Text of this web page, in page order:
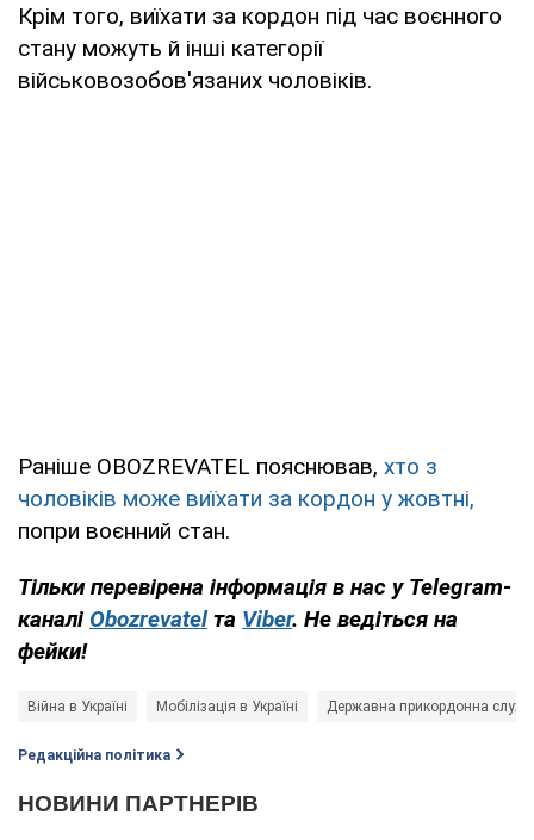
Крім того, виїхати за кордон під час воєнного
стану можуть й інші категорії
військовозобов'язаних чоловіків.
Раніше OBOZREVATEL пояснював, хто з
чоловіків може виїхати за кордон у жовтні,
попри воєнний стан.
Тільки перевірена інформація в нас у Telegram-
каналі Obozrevatel та Viber. Не ведіться на
фейки!
Війна в Україні Мобілізація в Україні Державна прикордонна
Редакційна політика